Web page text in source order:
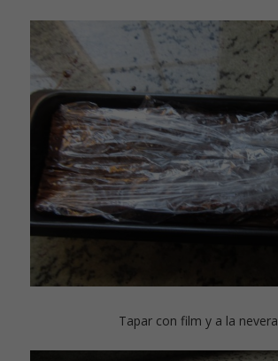
Tapar con film y a la nevera